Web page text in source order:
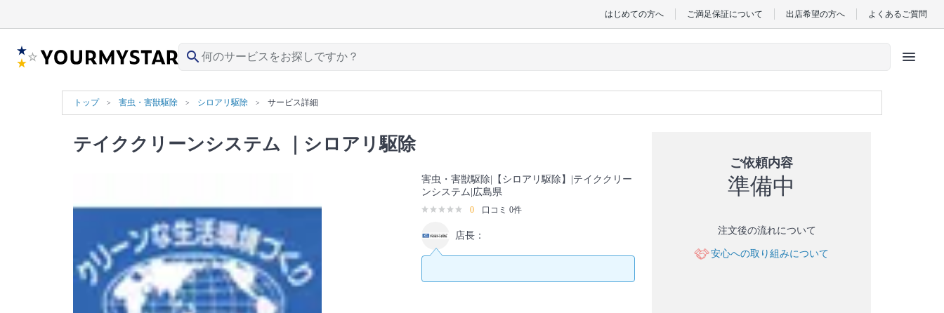
はじめての方へ ご満足保証について 出店希望の方へ よくあるご質問
search menu
トップ 害虫・害獣駆除 シロアリ駆除 サービス詳細
テイククリーンシステム ｜シロアリ駆除
害虫・害獣駆除|【シロアリ駆除】|テイククリー
ンシステム|広島県
0 口コミ 0件
店長：
ご依頼内容
準備中
注文後の流れについて
安心への取り組みについて